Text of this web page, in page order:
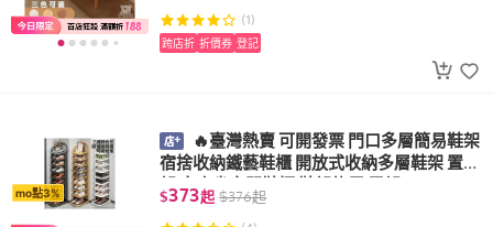
(1)
跨店折 折價券 登記
mo點3%
🔥臺灣熱賣 可開發票 門口多層簡易鞋架
宿捨收納鐵藝鞋櫃 開放式收納多層鞋架 置物
架 窄小省空間鞋櫃 鞋架傢用 層架
$373起 $376起